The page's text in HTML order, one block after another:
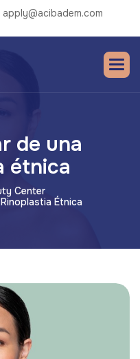
apply@acibadem.com
de una
étnica
Center
Étnica